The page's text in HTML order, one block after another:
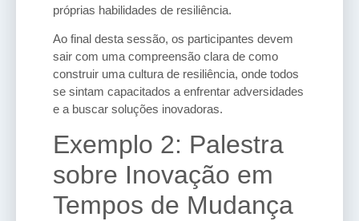
próprias habilidades de resiliência.
Ao final desta sessão, os participantes devem
sair com uma compreensão clara de como
construir uma cultura de resiliência, onde todos
se sintam capacitados a enfrentar adversidades
e a buscar soluções inovadoras.
Exemplo 2: Palestra
sobre Inovação em
Tempos de Mudança